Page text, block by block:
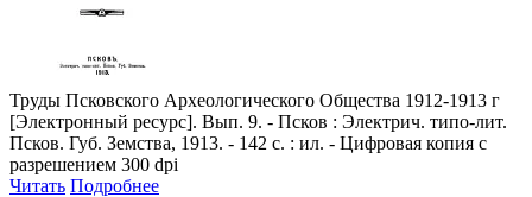
Труды Псковского Археологического Общества 1912-1913 г
[Электронный ресурс]. Вып. 9. - Псков : Электрич. типо-лит.
Псков. Губ. Земства, 1913. - 142 с. : ил. - Цифровая копия с
разрешением 300 dpi
Читать Подробнее